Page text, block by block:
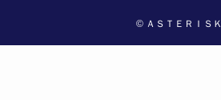
© ＡＳＴＥＲＩＳＫ